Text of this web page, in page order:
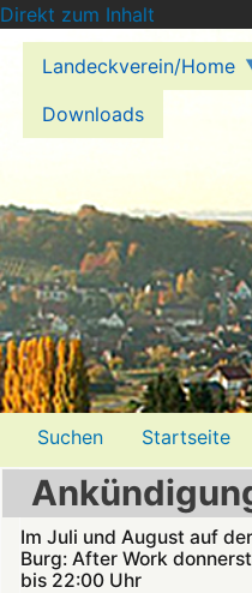
Direkt zum Inhalt
Landeckverein/Home
Downloads
Menü2
Suchen Startseite
Im Juli und August auf der
Burg: After Work
bis 22:00 Uhr